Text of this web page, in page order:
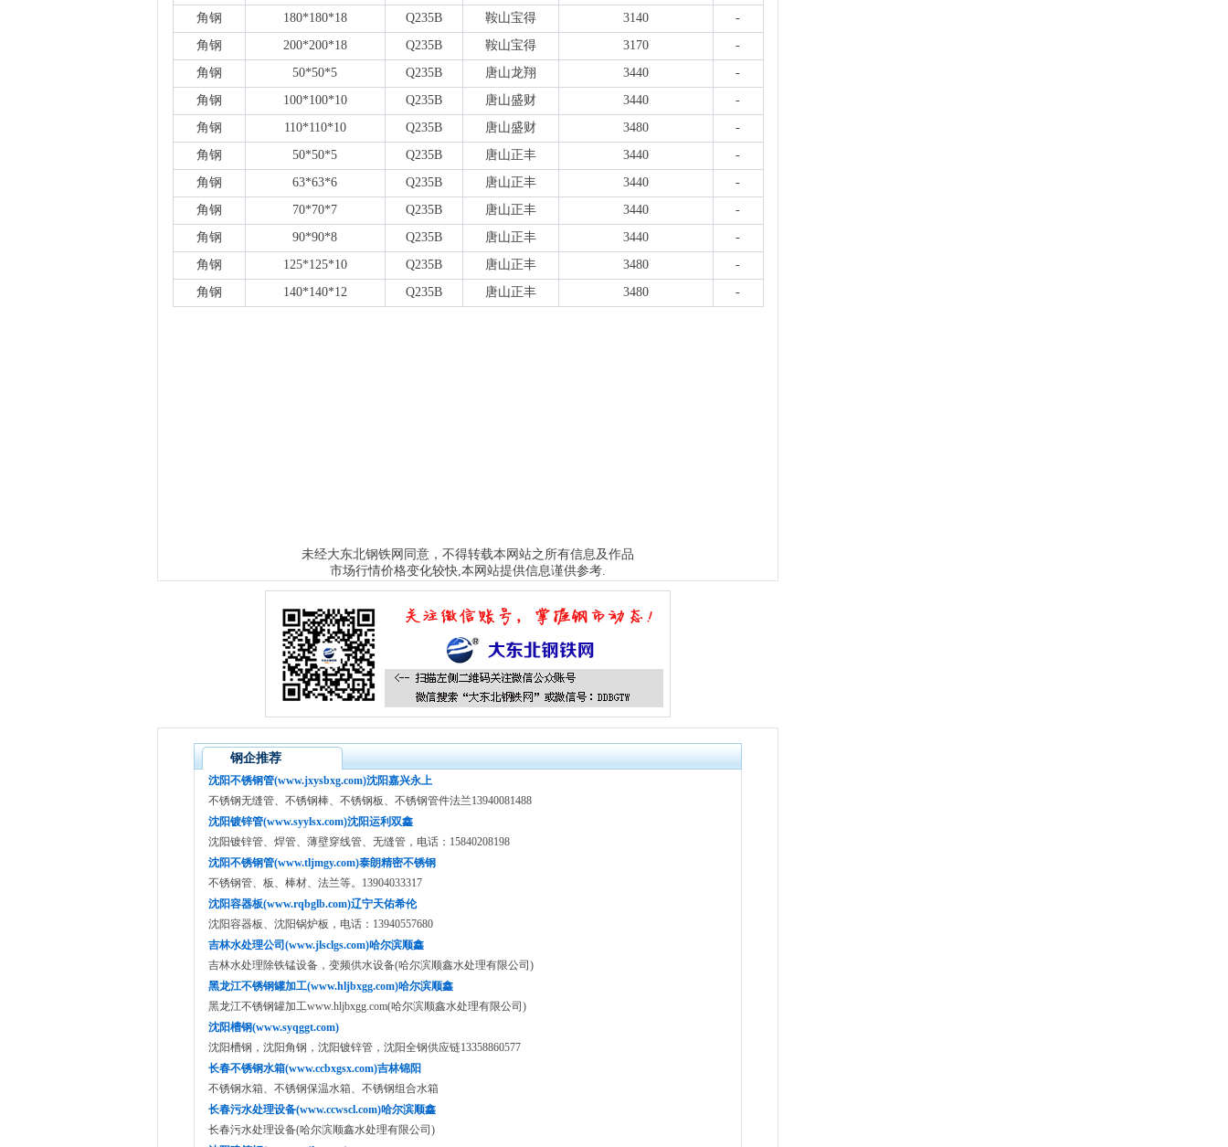
角钢
180*180*18 Q235B 鞍山宝得 3140
-
角钢
200*200*18 Q235B 鞍山宝得 3170
-
角钢
50*50*5 Q235B 唐山龙翔 3440
-
角钢
100*100*10 Q235B 唐山盛财 3440
-
角钢
110*110*10 Q235B 唐山盛财 3480
-
角钢
50*50*5 Q235B 唐山正丰 3440
-
角钢
63*63*6 Q235B 唐山正丰 3440
-
角钢
70*70*7 Q235B 唐山正丰 3440
-
角钢
90*90*8 Q235B 唐山正丰 3440
-
角钢
125*125*10 Q235B 唐山正丰 3480
-
角钢
140*140*12 Q235B 唐山正丰 3480 -
未经大东北钢铁网 同意，不得转载本网站之所有信息及作品
市场行情价格变化较快,本网站提供信息谨供参考.
钢企推荐
沈阳不锈钢管(www.jxysbxg.com)沈阳嘉兴永上
不锈钢无缝管、不锈钢棒、不锈钢板、不锈钢管件法兰13940081488
沈阳镀锌管(www.syylsx.com)沈阳运利双鑫
沈阳镀锌管、焊管、薄壁穿线管、无缝管，电话：15840208198
沈阳不锈钢管(www.tljmgy.com)泰朗精密不锈钢
不锈钢管、板、棒材、法兰等。13904033317
沈阳容器板(www.rqbglb.com)辽宁天佑希伦
沈阳容器板、沈阳锅炉板，电话：13940557680
吉林水处理公司(www.jlsclgs.com)哈尔滨顺鑫
吉林水处理除铁锰设备，变频供水设备(哈尔滨顺鑫水处理有限公司)
黑龙江不锈钢罐加工(www.hljbxgg.com)哈尔滨顺鑫
黑龙江不锈钢罐加工www.hljbxgg.com(哈尔滨顺鑫水处理有限公司)
沈阳槽钢(www.syqggt.com)
沈阳槽钢，沈阳角钢，沈阳镀锌管，沈阳全钢供应链13358860577
长春不锈钢水箱(www.ccbxgsx.com)吉林锦阳
不锈钢水箱、不锈钢保温水箱、不锈钢组合水箱
长春污水处理设备(www.ccwscl.com)哈尔滨顺鑫
长春污水处理设备(哈尔滨顺鑫水处理有限公司)